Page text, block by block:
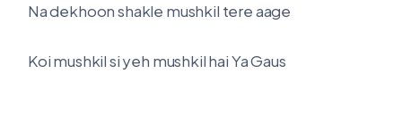
Na dekhoon shakle mushkil tere aage
Koi mushkil si yeh mushkil hai Ya Gaus